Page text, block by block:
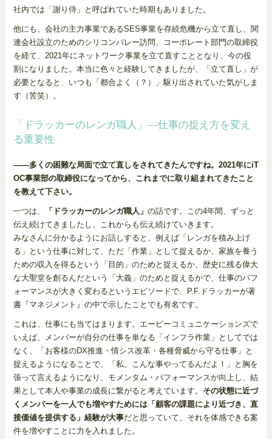
社内では「謝り侍」と呼ばれていた時期もありました。
他にも、会社の主力事業であるSES事業を存続危機から立て直し、関
連会社設立のためのシリコンバレー訪問、コーポレート部門の取締役
を経て、2021年にネットワーク事業を立て直すこととなり、今の役
割になりました。本当に色々と経験してきましたが、「立て直し」が
必要となると、いつも「都合よく（？）」駆り出されていた気がしま
す（苦笑）。
「ドラッカーのレンガ職人」—仕事の捉え方を変え
る重要性
——多くの困難な局面で立て直しをされてきたんですね。2021年にiT
OC事業部の取締役になってから、これまでに取り組まれてきたこと
を教えて下さい。
一つは、 「ドラッカーのレンガ職人」 の話です。この4年間、ずっと
伝え続けてきましたし、これからも伝え続けていきます。
みなさんに分かるようにお話しすると、例えば「レンガを積み上げ
る」という仕事に対して、ただ「作業」として捉えるか、家族を養う
ための収入を得るという「目的」のためと捉えるか、歴史に残る偉大
な大聖堂を創るんだという「大義」のためと捉えるかで、仕事のパフ
ォーマンスが大きく変わるというエピソードで、P.F.ドラッカーが著
書『マネジメント』の中で示したことでも有名です。
これは、仕事にも当てはまります。エーピーコミュニケーションズで
いえば、メンバーが自分の仕事を単なる「インフラ作業」としてでは
なく、「お客様のDX推進・情シス改革・各種脅威から守る仕事」と
捉えるようになることで、「私、こんな事やってるんだよ！」と胸を
張って言えるようになり、モメンタム・パフォーマンスが向上し、結
果として本人や事業の成長に繋がると考えています。 その状態に近づ
くメンバーを一人でも増やすためには「顧客の課題により近づき、直
接価値を提供する」経験が大事だと思っていて、それを体感できる案
件を増やすことに力を入れました。